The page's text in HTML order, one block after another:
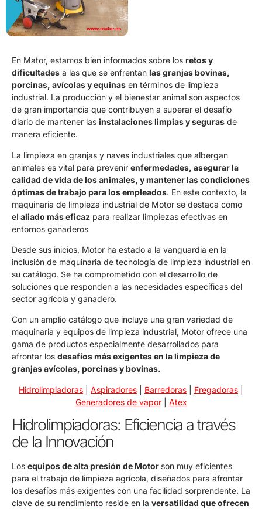
En Mator, estamos bien informados sobre los retos y
dificultades a las que se enfrentan las granjas bovinas,
porcinas, avícolas y equinas en términos de limpieza
industrial. La producción y el bienestar animal son aspectos
de gran importancia que contribuyen a superar el desafío
diario de mantener las instalaciones limpias y seguras de
manera eficiente.
La limpieza en granjas y naves industriales que albergan
animales es vital para prevenir enfermedades, asegurar la
calidad de vida de los animales, y mantener las condiciones
óptimas de trabajo para los empleados. En este contexto, la
maquinaria de limpieza industrial de Motor se destaca como
el aliado más eficaz para realizar limpiezas efectivas en
entornos ganaderos
Desde sus inicios, Motor ha estado a la vanguardia en la
inclusión de maquinaria de tecnología de limpieza industrial en
su catálogo. Se ha comprometido con el desarrollo de
soluciones que responden a las necesidades específicas del
sector agrícola y ganadero.
Con un amplio catálogo que incluye una gran variedad de
maquinaria y equipos de limpieza industrial, Motor ofrece una
gama de productos especialmente desarrollados para
afrontar los desafíos más exigentes en la limpieza de
granjas avícolas, porcinas y bovinas.
Hidrolimpiadoras Aspiradores Barredoras Fregadoras
Generadores de vapor| Atex
Hidrolimpiadoras: Eficiencia a través
de la Innovación
Los equipos de alta presión de Motor son muy eficientes
para el trabajo de limpieza agrícola, diseñados para afrontar
los desafíos más exigentes con una facilidad sorprendente. La
clave de su rendimiento reside en la versatilidad que ofrecen